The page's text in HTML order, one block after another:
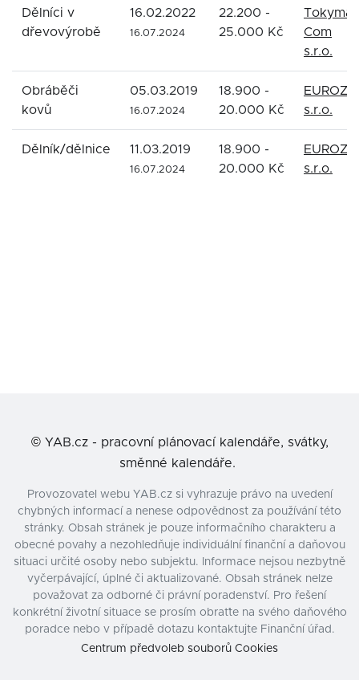
Dělníci v
dřevovýrobě
16.02.2022
16.07.2024
22.200 -
25.000 Kč
Tokyma
Com
s.r.o.
Obráběči
kovů
05.03.2019
16.07.2024
18.900 -
20.000 Kč
s.r.o.
Dělník/dělnice 11.03.2019
16.07.2024
18.900 -
20.000 Kč
s.r.o.
© YAB.cz - pracovní plánovací kalendáře, svátky,
směnné kalendáře.
Provozovatel webu YAB.cz si vyhrazuje právo na uvedení
chybných informací a nenese odpovědnost za používání této
stránky. Obsah stránek je pouze informačního charakteru a
obecné povahy a nezohledňuje individuální finanční a daňovou
situaci určité osoby nebo subjektu. Informace nejsou nezbytně
vyčerpávající, úplné či aktualizované. Obsah stránek nelze
považovat za odborné či právní poradenství. Pro řešení
konkrétní životní situace se prosím obraťte na svého daňového
poradce nebo v případě dotazu kontaktujte Finanční úřad.
Centrum předvoleb souborů Cookies